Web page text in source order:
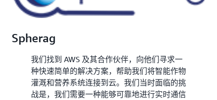
Spherag
我们找到 AWS 及其合作伙伴，向他们寻求一
种快速简单的解决方案，帮助我们将智能作物
灌溉和营养系统连接到云。我们当时面临的挑
战是，我们需要一种能够可靠地进行实时通信